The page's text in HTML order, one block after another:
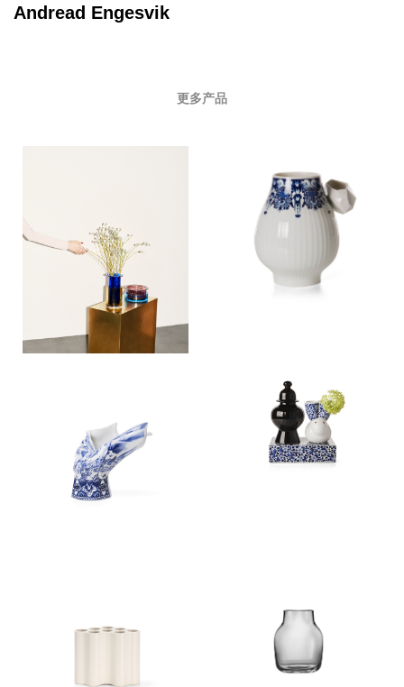
Andread Engesvik
更多产品